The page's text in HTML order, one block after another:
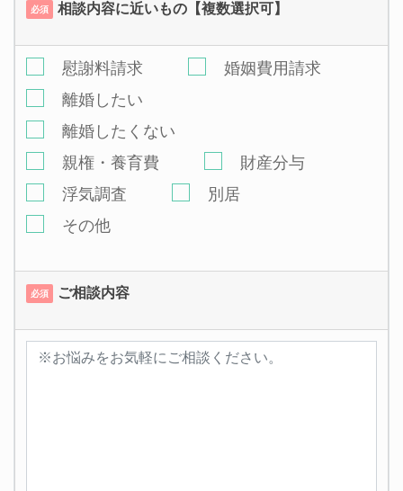
必須 相談内容に近いもの【複数選択可】
慰謝料請求
婚姻費用請求
離婚したい
離婚したくない
親権・養育費
財産分与
浮気調査
別居
その他
必須 ご相談内容